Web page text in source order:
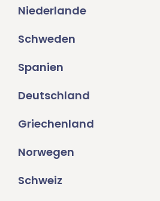
Niederlande
Schweden
Spanien
Deutschland
Griechenland
Norwegen
Schweiz